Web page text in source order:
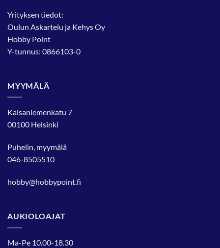
Yrityksen tiedot:
Oulun Askartelu ja Kehys Oy
Hobby Point
Y-tunnus: 0866103-0
MYYMÄLÄ
Kaisaniemenkatu 7
00100 Helsinki
Puhelin, myymälä
046-8505510
hobby@hobbypoint.fi
AUKIOLOAJAT
Ma-Pe 10.00-18.30